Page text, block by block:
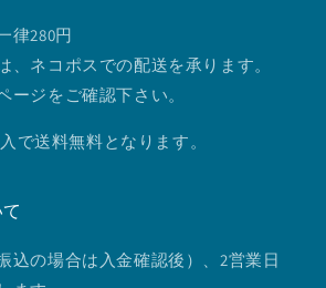
律280円
ネコポスでの配送を承ります。
ージをご確認下さい。
で送料無料となります。
込の場合は入金確認後）、2営業日